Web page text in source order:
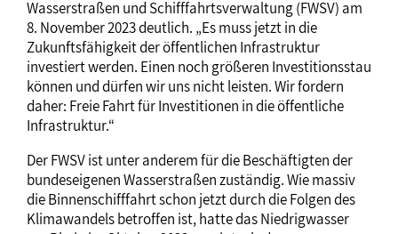
Wasserstraßen und Schifffahrtsverwaltung (FWSV) am
8. November 2023 deutlich. „Es muss jetzt in die
Zukunftsfähigkeit der öffentlichen Infrastruktur
investiert werden. Einen noch größeren Investitionsstau
können und dürfen wir uns nicht leisten. Wir fordern
daher: Freie Fahrt für Investitionen in die öffentliche
Infrastruktur.“
Der FWSV ist unter anderem für die Beschäftigten der
bundeseigenen Wasserstraßen zuständig. Wie massiv
die Binnenschifffahrt schon jetzt durch die Folgen des
Klimawandels betroffen ist, hatte das Niedrigwasser